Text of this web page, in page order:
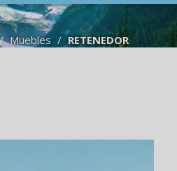
Muebles RETENEDOR